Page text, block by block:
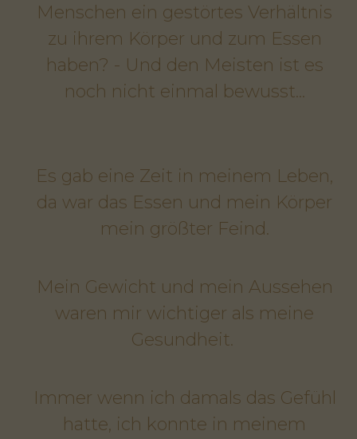
Menschen ein gestörtes Verhältnis
zu ihrem Körper und zum Essen
haben? - Und den Meisten ist es
noch nicht einmal bewusst...
Es gab eine Zeit in meinem Leben,
da war das Essen und mein Körper
mein größter Feind.
Mein Gewicht und mein Aussehen
waren mir wichtiger als meine
Gesundheit.
Immer wenn ich damals das Gefühl
hatte, ich konnte in meinem